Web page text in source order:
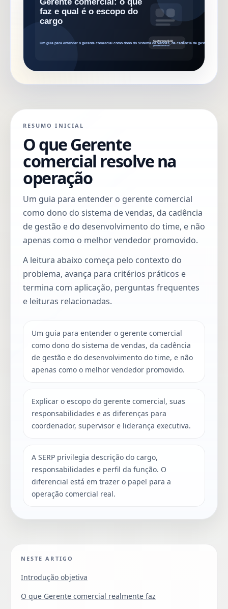
RESUMO INICIAL
O que Gerente
comercial resolve na
operação
Um guia para entender o gerente comercial
como dono do sistema de vendas, da cadência
de gestão e do desenvolvimento do time, e não
apenas como o melhor vendedor promovido.
A leitura abaixo começa pelo contexto do
problema, avança para critérios práticos e
termina com aplicação, perguntas frequentes
e leituras relacionadas.
Um guia para entender o gerente comercial
como dono do sistema de vendas, da cadência
de gestão e do desenvolvimento do time, e não
apenas como o melhor vendedor promovido.
Explicar o escopo do gerente comercial, suas
responsabilidades e as diferenças para
coordenador, supervisor e liderança executiva.
A SERP privilegia descrição do cargo,
responsabilidades e perfil da função. O
diferencial está em trazer o papel para a
operação comercial real.
NESTE ARTIGO
Introdução objetiva
O que Gerente comercial realmente faz